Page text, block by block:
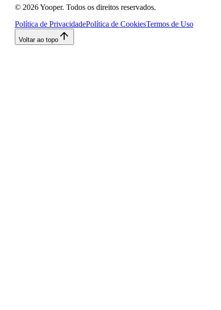
© 2026Yooper. Todos os direitos reservados.
Política de PrivacidadePolítica de CookiesTermos de Uso
Voltar ao topo